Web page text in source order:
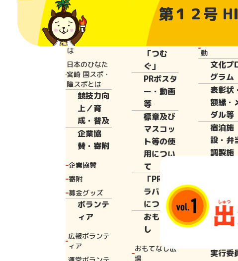
日本のふるさ
と宮崎国体と
は
日本のひなた
宮崎 国スポ・
障スポとは
競技力向
上／育
成・普及
企業協
賛・寄附
企業協賛
寄附
募金グッズ
ボランテ
ィア
広報ボランテ
ィア
コンテスト
番組
広報誌
「つむ
ぐ」
PRポスタ
ー・動画
等
標章及び
マスコッ
ト等の使
用につい
て
「PRキャ
ラバン」
について
おもてな
し
おもてなし広
場
都道府県応援
団
動
文化プ
グラム
表彰状
額縁・
ダル等
宿泊施
設・弁
調製施
観光情
宮崎県
実行委
第１２号
広報誌「つむ
HINATA